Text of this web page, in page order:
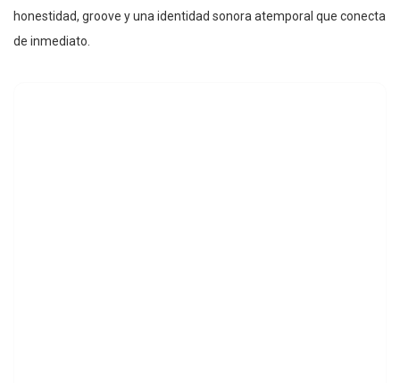
honestidad, groove y una identidad sonora atemporal que conecta
de inmediato.